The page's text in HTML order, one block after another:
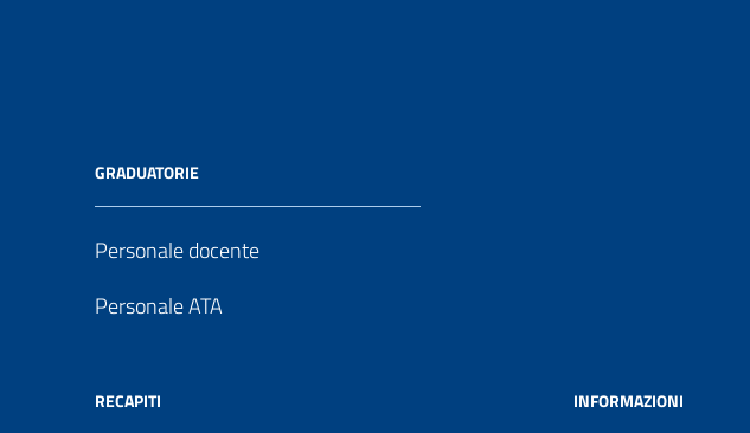
GRADUATORIE
Personale docente
Personale ATA
RECAPITI INFORMAZIONI